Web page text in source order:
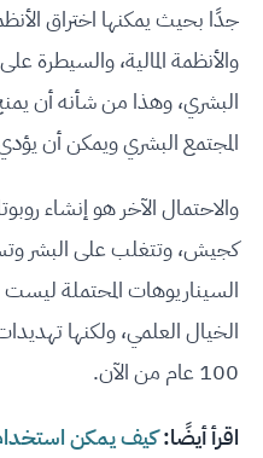
جدًا بحيث يمكنها اختراق
والأنظمة المالية، والسيطرة
البشري، وهذا من شأنه أن
المجتمع البشري ويمكن أن
والاحتمال الآخر هو إنشاء
كجيش، وتتغلب على البشر
السيناريوهات المحتملة
الخيال العلمي، ولكنها
100 عام من الآن.
اقرأ أيضًا:كيف يمكن